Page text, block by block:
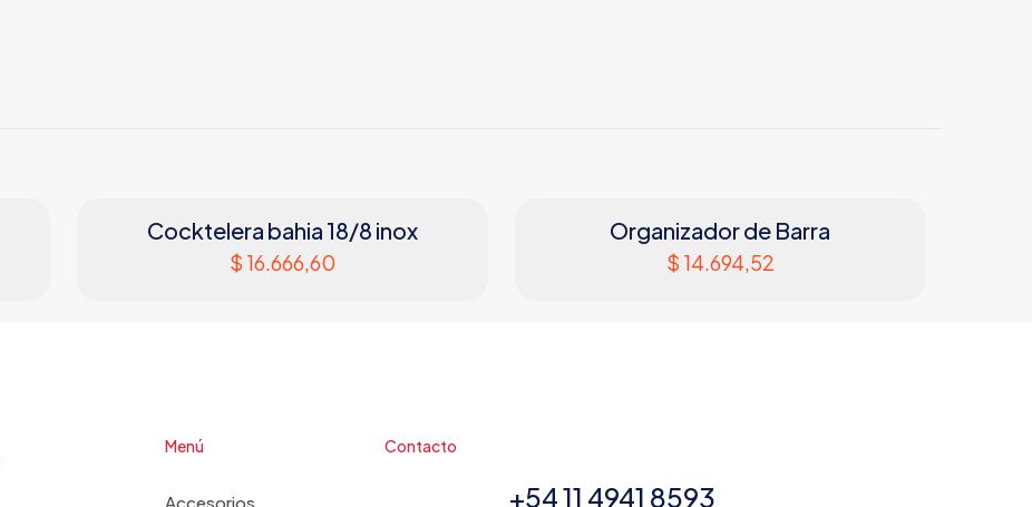
Cocktelera bahia 18/8 inox
$ 16.666,60
Organizador de Barra
$ 14.694,52
Menú
Accesorios
Contacto
+54 11 4941 8593